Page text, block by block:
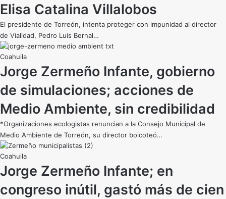
Elisa Catalina Villalobos
El presidente de Torreón, intenta proteger con impunidad al director
de Vialidad, Pedro Luis Bernal…
Coahuila
Jorge Zermeño Infante, gobierno
de simulaciones; acciones de
Medio Ambiente, sin credibilidad
*Organizaciones ecologistas renuncian a la Consejo Municipal de
Medio Ambiente de Torreón, su director boicoteó…
Coahuila
Jorge Zermeño Infante; en
congreso inútil, gastó más de cien